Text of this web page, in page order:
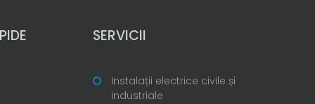
SERVICII
Instalații electrice civile și
industriale